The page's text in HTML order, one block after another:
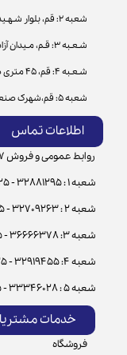
شعبه 2: قم، بلوار شـهـید کـریمی،بین کوچه 38 و 40
شـعـبه 3: قـم، مـیدان آزادگان،ابتدای بلوار آزادگان
شـعـبه 4: قم، 45 متری صدوقی، نبش کوچه 28
شعبه 5: قم،شهرک صنعتی شکوهیه، میدان شهید دیالمه
اطلاعات تماس
روابط عمومی و فروش 09115511017 | 33346050 - 025
شعبه 1 : 32881295 - 025
شعبه 2 : 32709263 - 025
شعبه 3: 36666378 - 025
شعبه 4: 32919455 - 025
شعبه 5 : 33346028 - 025
خدمات
فروشگاه